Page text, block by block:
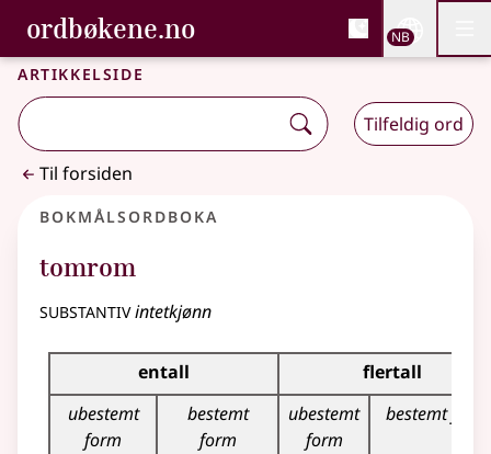
Gå til hovedinnhold
Tilgjengelighet
ordbøkene.no, Bokmålsordboka og
Bokmålsordboka og Nynorskordboka
NB
Artikkelside
Tilfeldig ord
Til forsiden
Bokmålsordboka
tomrom
substantivintetkjønn
Bøyingstabell for dette substantivet
entall
flertall
ubestemt
form
bestemt
form
ubestemt
form
bestemt form